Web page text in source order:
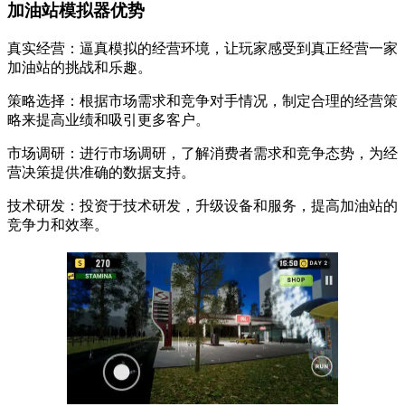
加油站模拟器优势
真实经营：逼真模拟的经营环境，让玩家感受到真正经营一家
加油站的挑战和乐趣。
策略选择：根据市场需求和竞争对手情况，制定合理的经营策
略来提高业绩和吸引更多客户。
市场调研：进行市场调研，了解消费者需求和竞争态势，为经
营决策提供准确的数据支持。
技术研发：投资于技术研发，升级设备和服务，提高加油站的
竞争力和效率。